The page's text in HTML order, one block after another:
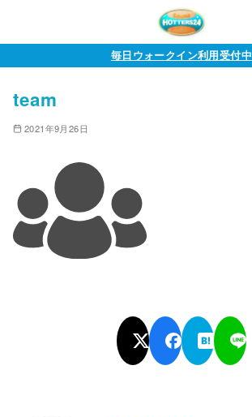
毎日ウォークイン利用受付中
team
2021年9月26日